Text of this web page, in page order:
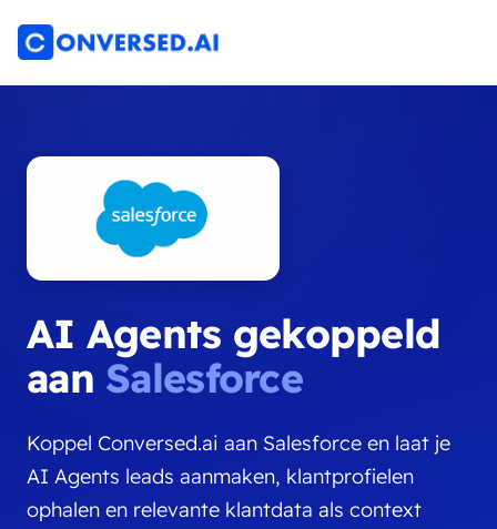
AI Agents gekoppeld
aan Salesforce
Koppel Conversed.ai aan Salesforce en laat je
AI Agents leads aanmaken, klantprofielen
ophalen en relevante klantdata als context